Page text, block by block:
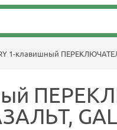
1-клавишный